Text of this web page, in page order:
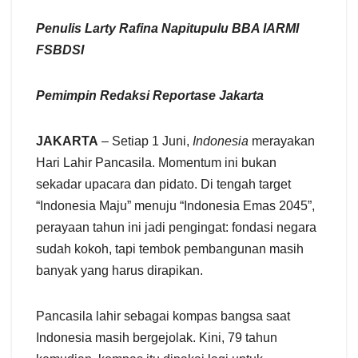
Penulis Larty Rafina Napitupulu BBA IARMI
FSBDSI
Pemimpin Redaksi Reportase Jakarta
JAKARTA – Setiap 1 Juni, Indonesia merayakan
Hari Lahir Pancasila. Momentum ini bukan
sekadar upacara dan pidato. Di tengah target
“Indonesia Maju” menuju “Indonesia Emas 2045”,
perayaan tahun ini jadi pengingat: fondasi negara
sudah kokoh, tapi tembok pembangunan masih
banyak yang harus dirapikan.
Pancasila lahir sebagai kompas bangsa saat
Indonesia masih bergejolak. Kini, 79 tahun